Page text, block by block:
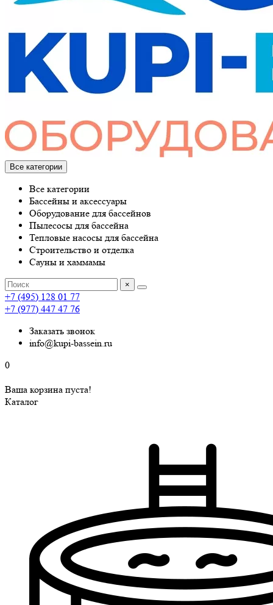
Все категории
Все категории
Бассейны и аксессуары
Оборудование для бассейнов
Пылесосы для бассейна
Тепловые насосы для бассейна
Строительство и отделка
Сауны и хаммамы
×
+7 (495) 128 01 77
+7 (977) 447 47 76
Заказать звонок
info@kupi-bassein.ru
0
Ваша корзина пуста!
Каталог